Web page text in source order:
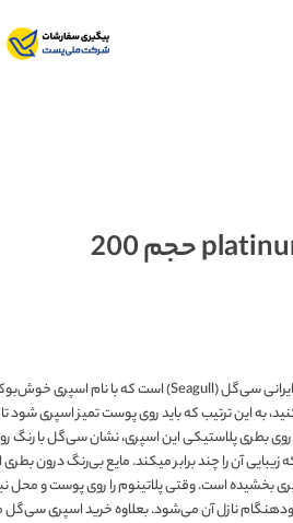
به این ترتیب که باید روی پوست تمیز اسپری شود
بطری پلاستیکی این اسپری، نشان سی‌گل با
آن را چند برابر میکند. مایع بی‌رنگ درون
است. وقتی پلاتینوم را روی پوست و محل
نازل آن می‌شود. بعلاوه خرید اسپری سی‌گل